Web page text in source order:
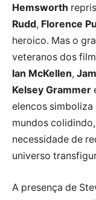
Hemsworth
Rudd, Florence
heroico. Mas o
veteranos dos
Ian McKellen,
Kelsey Grammer
elencos
mundos
necessidade de
universo
A presença de